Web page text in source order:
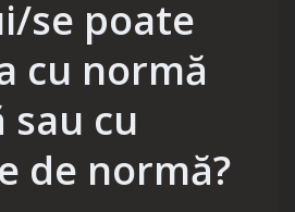
se poate
cu normă
cu
de normă?